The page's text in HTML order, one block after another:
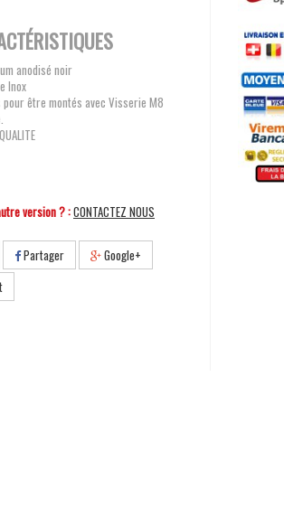
anodisé noir
Inox
pour être montés avec Visserie M8
version ? :CONTACTEZ NOUS
Partager
Google+